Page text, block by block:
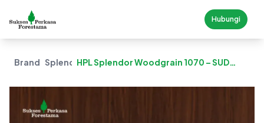
Hubungi
Brand SplendorHPL Splendor Woodgrain 1070 – SUD